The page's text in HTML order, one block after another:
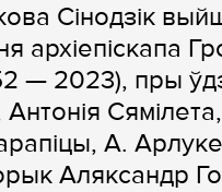
Сінодзік
архіепіскапа
— 2023), пры
А.
Аляксандр